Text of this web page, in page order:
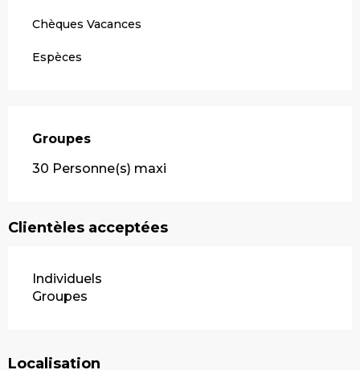
Chèques Vacances
Espèces
Groupes
Groupes
30 Personne(s) maxi
Clientèles acceptées
Individuels
Groupes
Localisation